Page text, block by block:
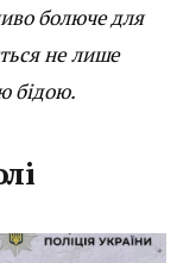
болюче для
не лише
бідою.